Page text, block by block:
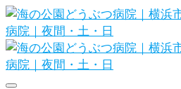
Skip
to
content